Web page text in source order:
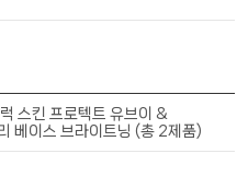
스킨 프로텍트 유브이 &
베이스 브라이트닝 (총 2제품)